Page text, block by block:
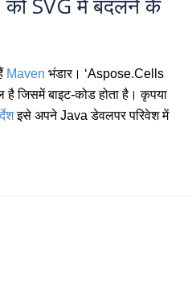
Maven भंडार। ‘Aspose.Cells
है जिसमें बाइट-कोड होता है। कृपया
इसे अपने Java डेवलपर परिवेश में